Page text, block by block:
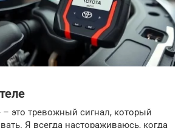
– это тревожный сигнал, который
Я всегда настораживаюсь, когда